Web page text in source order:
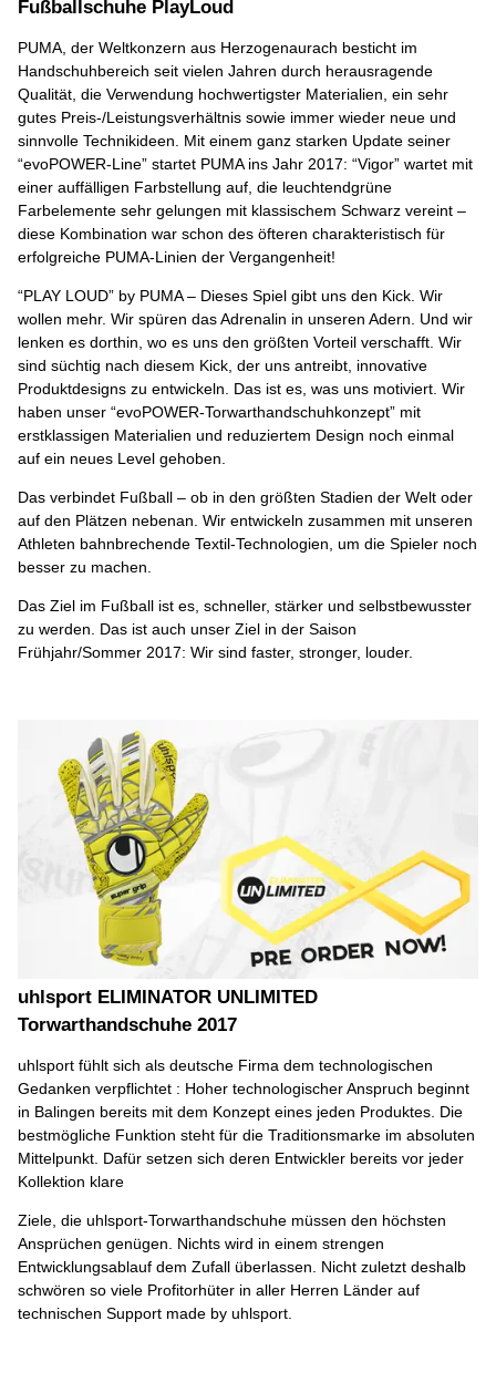
Fußballschuhe PlayLoud
PUMA, der Weltkonzern aus Herzogenaurach besticht im
Handschuhbereich seit vielen Jahren durch herausragende
Qualität, die Verwendung hochwertigster Materialien, ein sehr
gutes Preis-/Leistungsverhältnis sowie immer wieder neue und
sinnvolle Technikideen. Mit einem ganz starken Update seiner
“evoPOWER-Line” startet PUMA ins Jahr 2017: “Vigor” wartet mit
einer auffälligen Farbstellung auf, die leuchtendgrüne
Farbelemente sehr gelungen mit klassischem Schwarz vereint –
diese Kombination war schon des öfteren charakteristisch für
erfolgreiche PUMA-Linien der Vergangenheit!
“PLAY LOUD” by PUMA – Dieses Spiel gibt uns den Kick. Wir
wollen mehr. Wir spüren das Adrenalin in unseren Adern. Und wir
lenken es dorthin, wo es uns den größten Vorteil verschafft. Wir
sind süchtig nach diesem Kick, der uns antreibt, innovative
Produktdesigns zu entwickeln. Das ist es, was uns motiviert. Wir
haben unser “evoPOWER-Torwarthandschuhkonzept” mit
erstklassigen Materialien und reduziertem Design noch einmal
auf ein neues Level gehoben.
Das verbindet Fußball – ob in den größten Stadien der Welt oder
auf den Plätzen nebenan. Wir entwickeln zusammen mit unseren
Athleten bahnbrechende Textil-Technologien, um die Spieler noch
besser zu machen.
Das Ziel im Fußball ist es, schneller, stärker und selbstbewusster
zu werden. Das ist auch unser Ziel in der Saison
Frühjahr/Sommer 2017: Wir sind faster, stronger, louder.
uhlsport ELIMINATOR UNLIMITED
Torwarthandschuhe 2017
uhlsport fühlt sich als deutsche Firma dem technologischen
Gedanken verpflichtet : Hoher technologischer Anspruch beginnt
in Balingen bereits mit dem Konzept eines jeden Produktes. Die
bestmögliche Funktion steht für die Traditionsmarke im absoluten
Mittelpunkt. Dafür setzen sich deren Entwickler bereits vor jeder
Kollektion klare
Ziele, die uhlsport-Torwarthandschuhe müssen den höchsten
Ansprüchen genügen. Nichts wird in einem strengen
Entwicklungsablauf dem Zufall überlassen. Nicht zuletzt deshalb
schwören so viele Profitorhüter in aller Herren Länder auf
technischen Support made by uhlsport.